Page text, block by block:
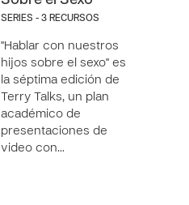
SERIES - 3 RECURSOS
"Hablar con nuestros
hijos sobre el sexo" es
la séptima edición de
Terry Talks, un plan
académico de
presentaciones de
video con…